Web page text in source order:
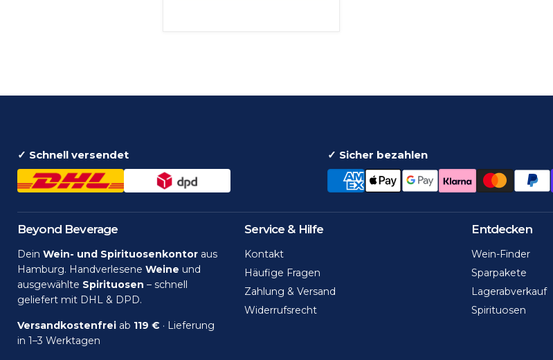
✓ Schnell versendet ✓ Sicher bezahlen
Beyond Beverage
Dein Wein- und Spirituosenkontor aus
Hamburg. Handverlesene Weine und
ausgewählte Spirituosen – schnell
geliefert mit DHL & DPD.
Versandkostenfrei ab 119 € · Lieferung
in 1–3 Werktagen
Service & Hilfe
Kontakt
Häufige Fragen
Zahlung & Versand
Widerrufsrecht
Entdecken
Wein-Finder
Sparpakete
Lagerabverkauf
Spirituosen